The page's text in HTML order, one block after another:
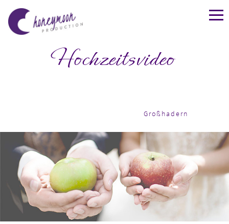
Hochzeitsvideo
Großhadern